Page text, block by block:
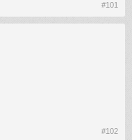
#101
#102